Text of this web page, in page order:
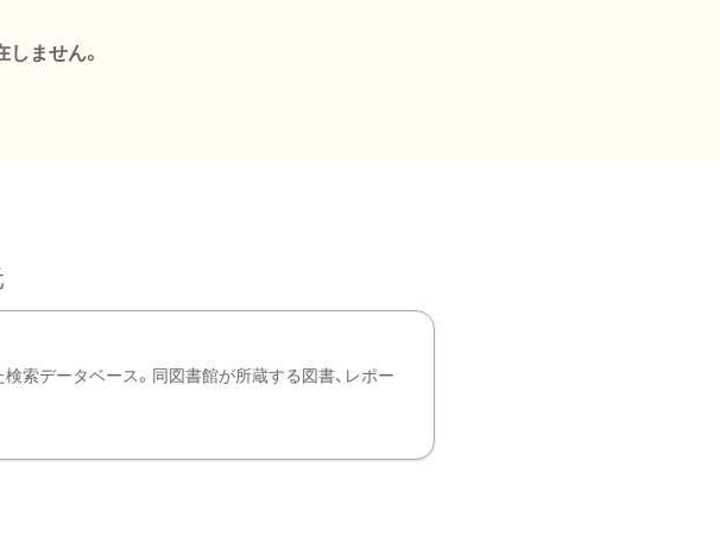
ません。
索データベース。同図書館が所蔵する図書、レポー